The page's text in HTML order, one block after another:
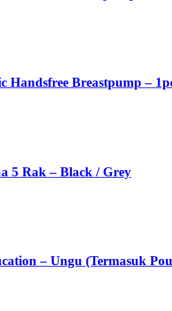
Handsfree Breastpump –
5 Rak – Black / Grey
– Ungu (Termasuk